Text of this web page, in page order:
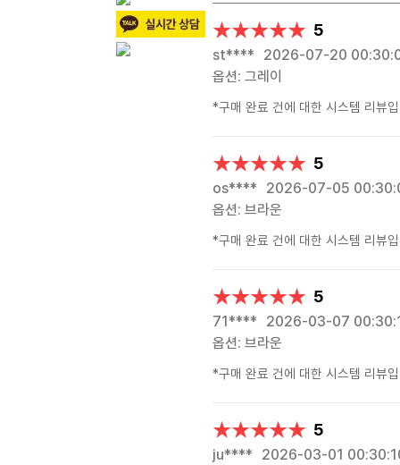
★★★★★
★★★★★ 5
st**** 2026-07-20
옵션: 그레이
*구매 완료 건에 대한 시스템 리뷰
★★★★★
★★★★★ 5
os**** 2026-07-05
옵션: 브라운
*구매 완료 건에 대한 시스템 리뷰
★★★★★
★★★★★ 5
71**** 2026-03-07
옵션: 브라운
*구매 완료 건에 대한 시스템 리뷰
★★★★★
★★★★★ 5
ju**** 2026-03-01